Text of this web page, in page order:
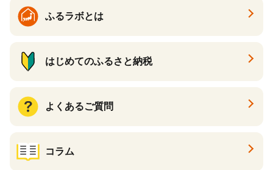
ふるラボとは
はじめてのふるさと納税
よくあるご質問
コラム